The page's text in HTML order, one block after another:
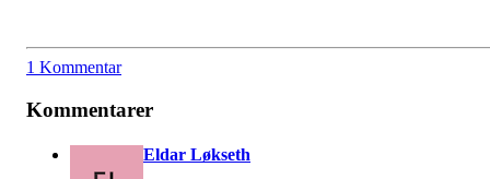
1 Kommentar
Kommentarer
Eldar Løkseth